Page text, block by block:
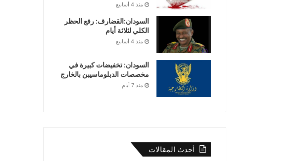
منذ 4 أسابيع
السودان:القضارف: رفع الحظر
الكلي لثلاثة أيام
منذ 4 أسابيع
السودان: تخفيضات كبيرة في
مخصصات الدبلوماسيبن بالخارج
منذ 7 أيام
أحدث المقالات